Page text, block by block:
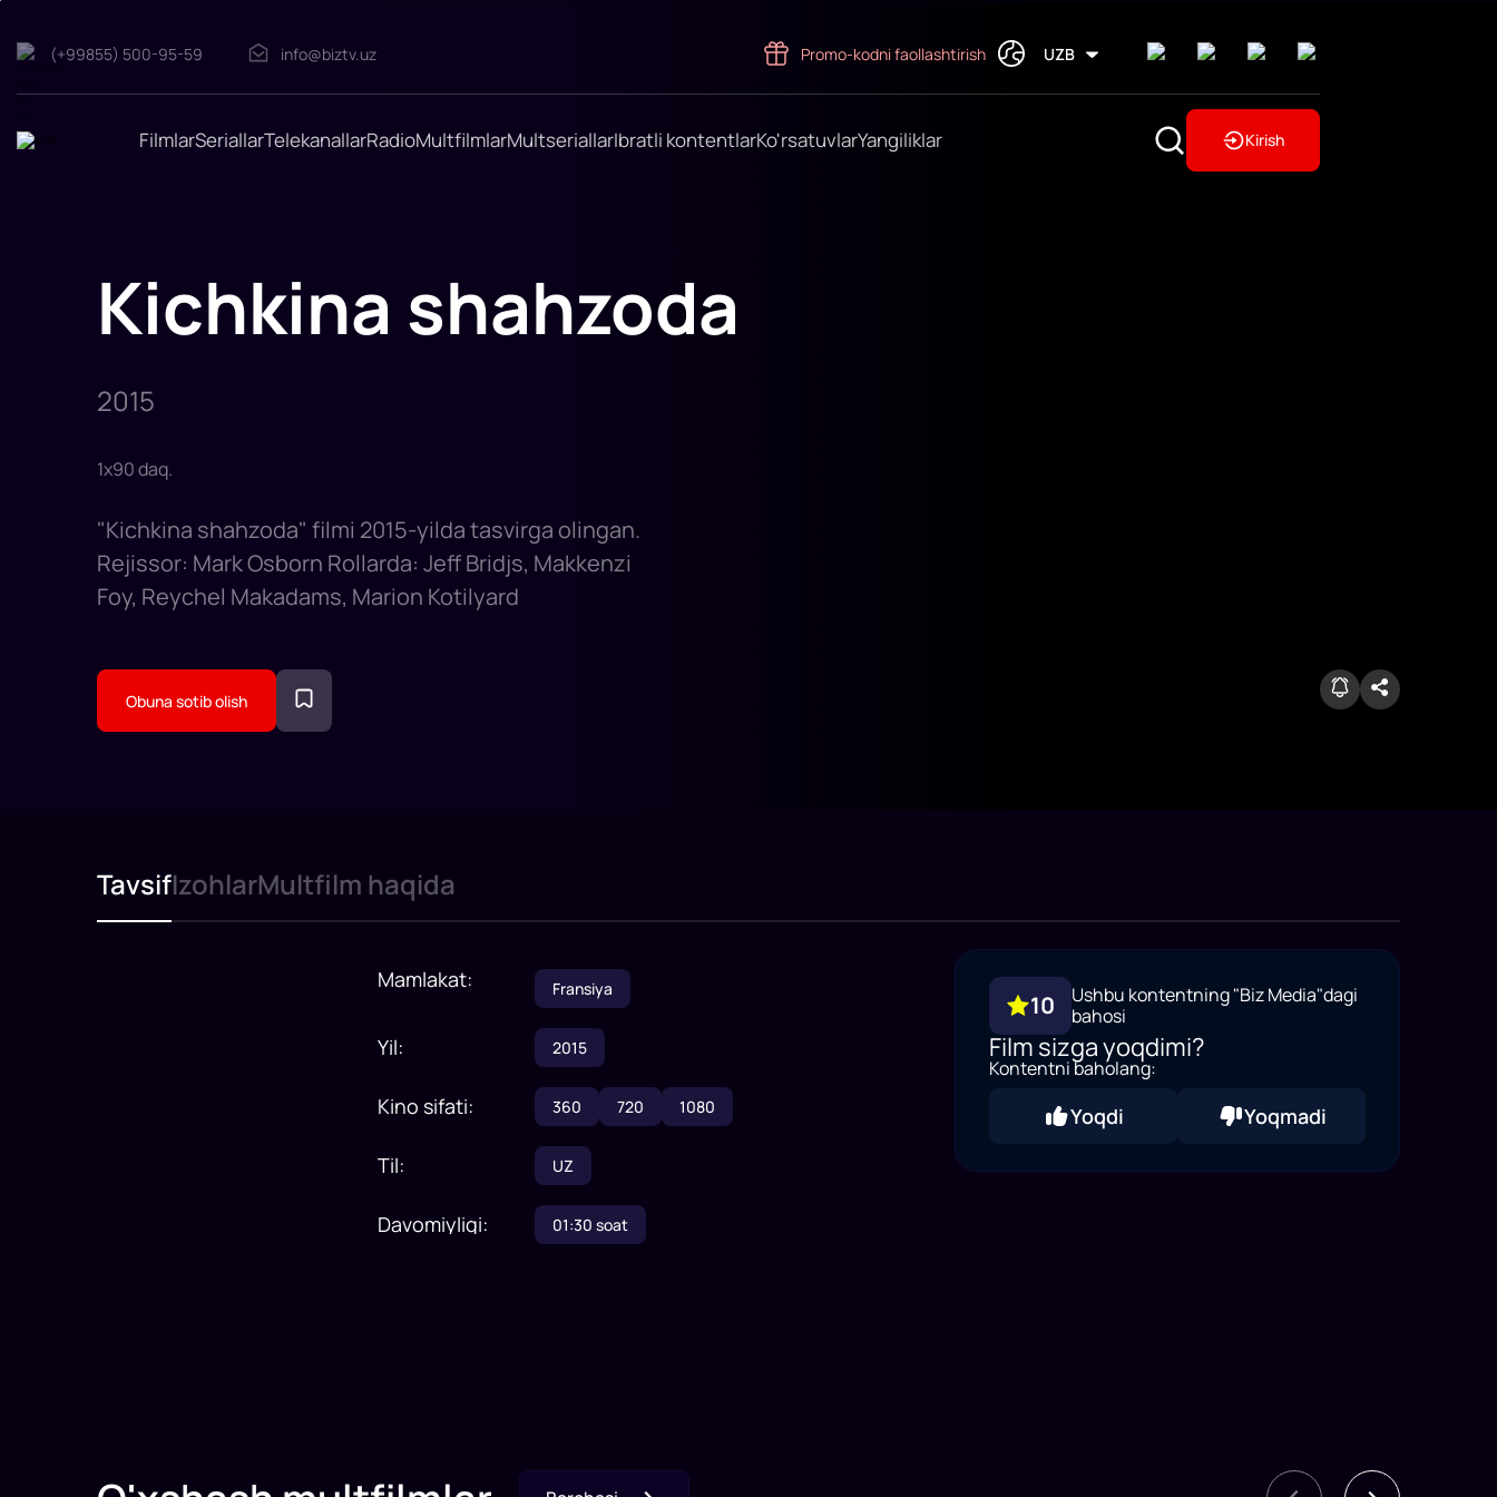
Kichkina
filmi
2015-
(+99855) 500-95-59 info@biztv.uz Promo-kodni faollashtirish UZB
FilmlarSeriallarTelekanallarRadioMultfilmlarMultseriallarIbratli kontentlarKo'rsatuvlarYangiliklar Kirish
Kichkina shahzoda
2015
1x90daq.
"Kichkina shahzoda" filmi 2015-yilda tasvirga olingan.
Rejissor: Mark Osborn Rollarda: Jeff Bridjs, Makkenzi
Foy, Reychel Makadams, Marion Kotilyard
Obuna sotib olish
TavsifIzohlarMultfilm haqida
Mamlakat: Fransiya
Yil: 2015
Kino sifati: 360 720 1080
Til: UZ
Davomiyligi: 01:30 soat
10
Ushbu kontentning "Biz Media"dagi
bahosi
Film sizga yoqdimi?
Kontentni baholang:
Yoqdi Yoqmadi